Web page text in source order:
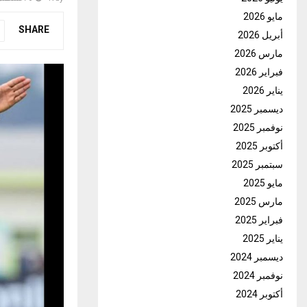
SHARE
مايو 2026
أبريل 2026
مارس 2026
فبراير 2026
يناير 2026
ديسمبر 2025
نوفمبر 2025
أكتوبر 2025
سبتمبر 2025
مايو 2025
مارس 2025
فبراير 2025
يناير 2025
ديسمبر 2024
نوفمبر 2024
أكتوبر 2024